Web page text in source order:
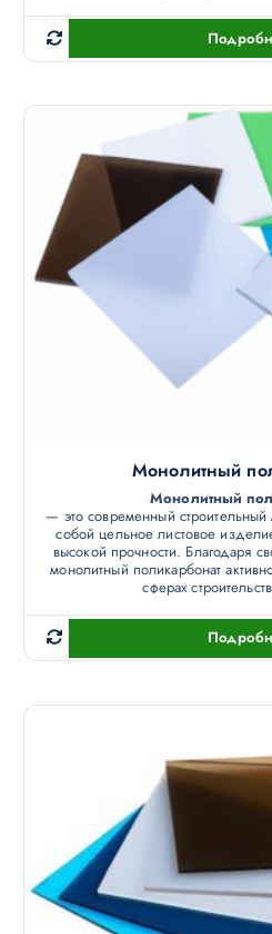
Монолитный
Монолитный
— это современный
собой цельное листовое
высокой прочности. Благодаря
монолитный поликарбонат
сферах